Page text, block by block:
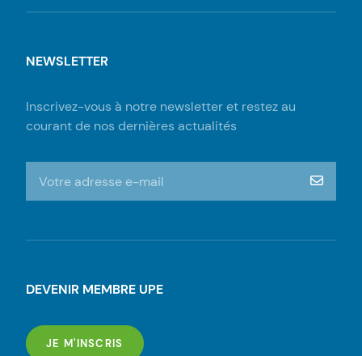
NEWSLETTER
Inscrivez-vous à notre newsletter et restez au
courant de nos dernières actualités
DEVENIR MEMBRE UPE
JE M'INSCRIS POUR DEVENIR UN MEMBRE